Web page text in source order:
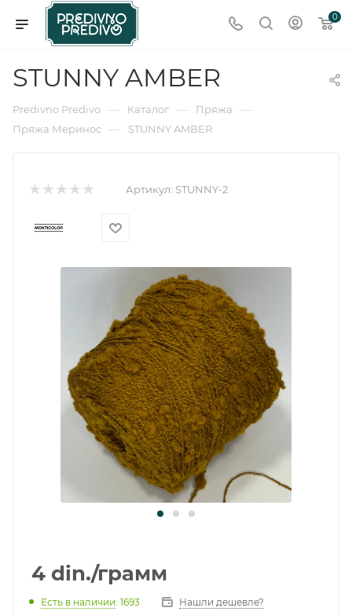
0
STUNNY AMBER
Predivno Predivo — Каталог — Пряжа —
Пряжа Меринос — STUNNY AMBER
Артикул: STUNNY-2
4 din./грамм
Есть в наличии: 1693 Нашли дешевле?